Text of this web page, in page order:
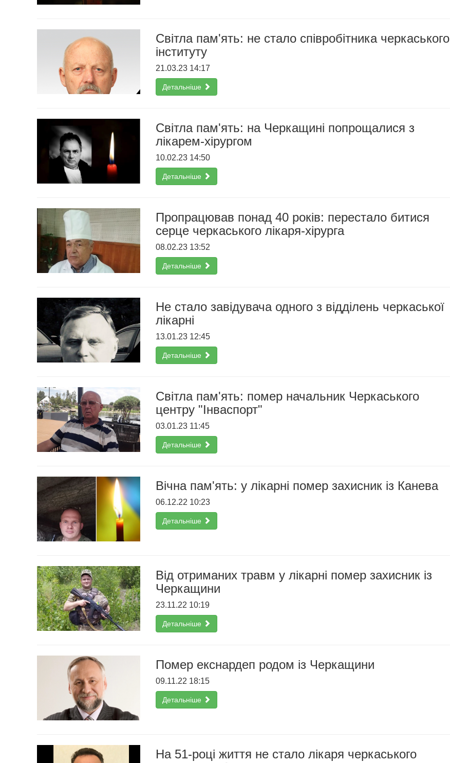
Світла пам'ять: не стало співробітника черкаського
інституту
21.03.23 14:17
Детальніше
Світла пам'ять: на Черкащині попрощалися з
лікарем-хірургом
10.02.23 14:50
Детальніше
Пропрацював понад 40 років: перестало битися
серце черкаського лікаря-хірурга
08.02.23 13:52
Детальніше
Не стало завідувача одного з відділень черкаської
лікарні
13.01.23 12:45
Детальніше
Світла пам'ять: помер начальник Черкаського
центру "Інваспорт"
03.01.23 11:45
Детальніше
Вічна пам'ять: у лікарні помер захисник із Канева
06.12.22 10:23
Детальніше
Від отриманих травм у лікарні помер захисник із
Черкащини
23.11.22 10:19
Детальніше
Помер екснардеп родом із Черкащини
09.11.22 18:15
Детальніше
На 51-році життя не стало лікаря черкаського